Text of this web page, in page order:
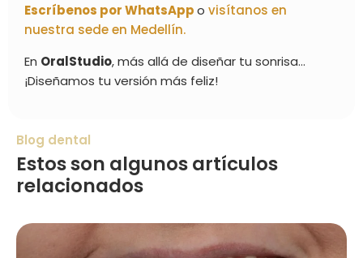
Escríbenos por WhatsAppo visítanos en
nuestra sede en Medellín.
En OralStudio, más allá de diseñar tu sonrisa…
¡Diseñamos tu versión más feliz!
Blog dental
Estos son algunos artículos
relacionados